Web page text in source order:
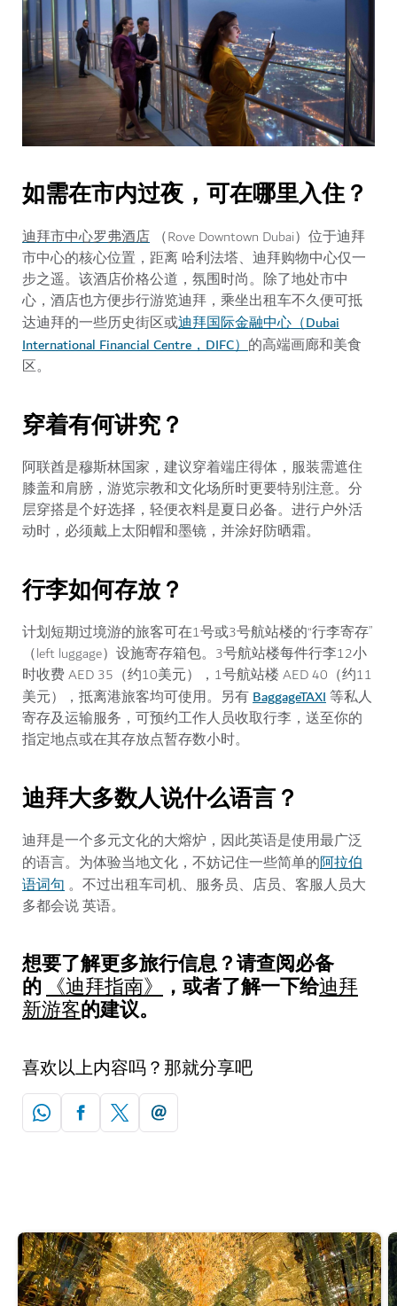
如需在市内过夜，可在哪里入住？
迪拜市中心罗弗酒店 （Rove Downtown Dubai）位于迪拜
市中心的核心位置，距离 哈利法塔、迪拜购物中心仅一
步之遥。该酒店价格公道，氛围时尚。除了地处市中
心，酒店也方便步行游览迪拜，乘坐出租车不久便可抵
达迪拜的一些历史街区或迪拜国际金融中心（Dubai
International Financial Centre，DIFC）的高端画廊和美食
区。
穿着有何讲究？
阿联酋是穆斯林国家，建议穿着端庄得体，服装需遮住
膝盖和肩膀，游览宗教和文化场所时更要特别注意。分
层穿搭是个好选择，轻便衣料是夏日必备。进行户外活
动时，必须戴上太阳帽和墨镜，并涂好防晒霜。
行李如何存放？
计划短期过境游的旅客可在1号或3号航站楼的“行李寄存”
（left luggage）设施寄存箱包。3号航站楼每件行李12小
时收费 AED 35（约10美元），1号航站楼 AED 40（约11
美元），抵离港旅客均可使用。另有BaggageTAXI 等私人
寄存及运输服务，可预约工作人员收取行李，送至你的
指定地点或在其存放点暂存数小时。
迪拜大多数人说什么语言？
迪拜是一个多元文化的大熔炉，因此英语是使用最广泛
的语言。为体验当地文化，不妨记住一些简单的阿拉伯
语词句 。不过出租车司机、服务员、店员、客服人员大
多都会说 英语。
想要了解更多旅行信息？请查阅必备
的《迪拜指南》 ，或者了解一下给迪拜
新游客的建议。
喜欢以上内容吗？那就分享吧